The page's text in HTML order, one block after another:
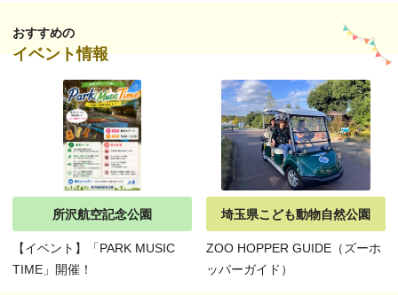
おすすめの
イベント情報
所沢航空記念公園
【イベント】「PARK MUSIC
TIME」開催！
埼玉県こども動物自然公園
ZOO HOPPER GUIDE（ズーホ
ッパーガイド）